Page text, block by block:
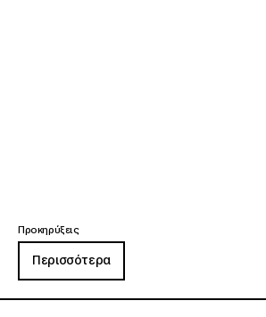
Προκηρύξεις
Περισσότερα